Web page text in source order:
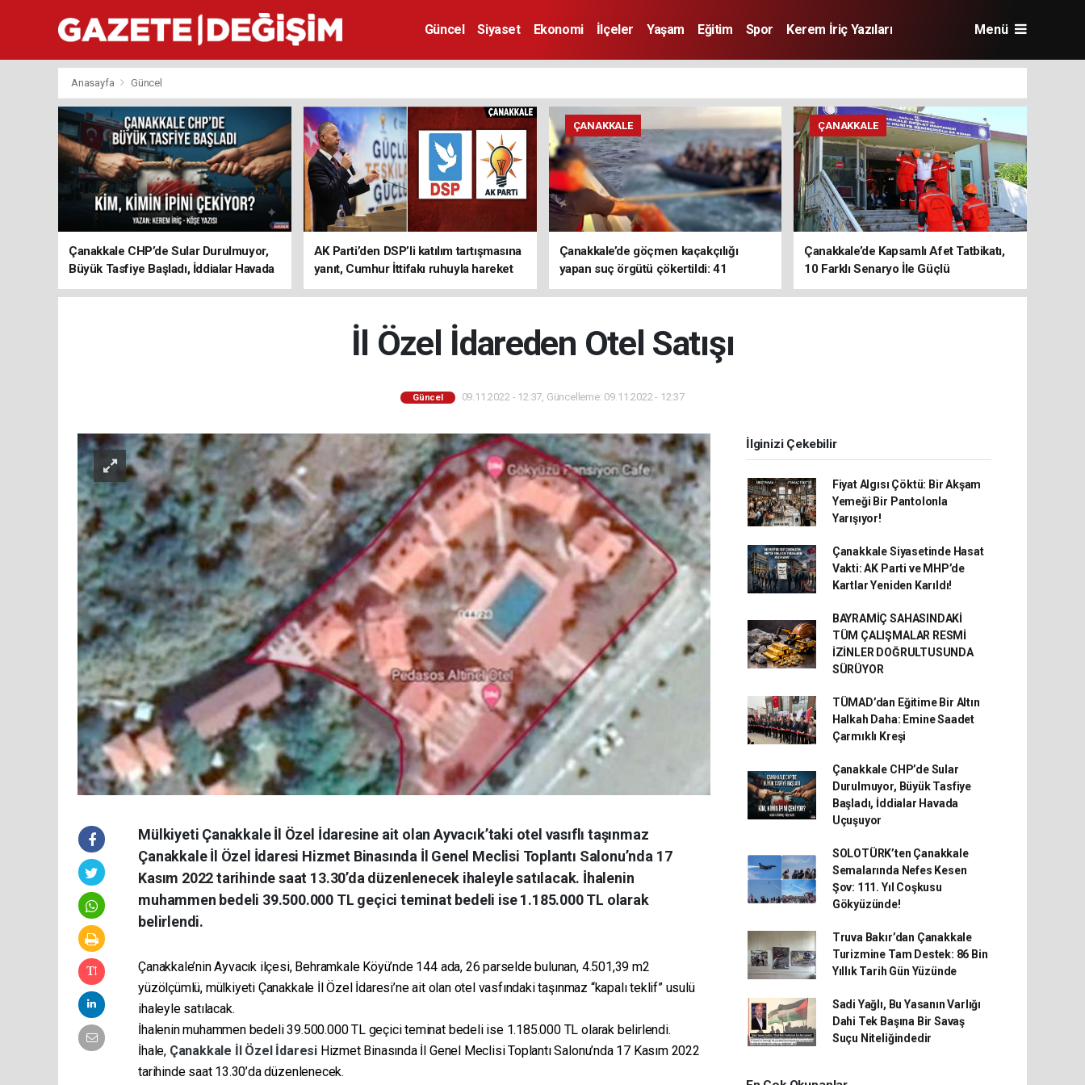
Güncel Siyaset Ekonomi İlçeler Yaşam Eğitim Spor Kerem İriç Yazıları Menü
Anasayfa Güncel
Çanakkale CHP’de Sular Durulmuyor,
Büyük Tasfiye Başladı, İddialar Havada
Uçuşuyor
AK Parti’den DSP’li katılım tartışmasına
yanıt, Cumhur İttifakı ruhuyla hareket
ediyoruz
ÇANAKKALE
Çanakkale’de göçmen kaçakçılığı
yapan suç örgütü çökertildi: 41
tutuklama
ÇANAKKALE
Çanakkale’de Kapsamlı Afet Tatbikatı,
10 Farklı Senaryo İle Güçlü
Koordinasyon
İl Özel İdareden Otel Satışı
Güncel 09.11.2022 - 12:37, Güncelleme: 09.11.2022 - 12:37
Mülkiyeti Çanakkale İl Özel İdaresine ait olan Ayvacık’taki otel vasıflı taşınmaz
Çanakkale İl Özel İdaresi Hizmet Binasında İl Genel Meclisi Toplantı Salonu’nda 17
Kasım 2022 tarihinde saat 13.30’da düzenlenecek ihaleyle satılacak. İhalenin
muhammen bedeli 39.500.000 TL geçici teminat bedeli ise 1.185.000 TL olarak
belirlendi.
Çanakkale’nin Ayvacık ilçesi, Behramkale Köyü’nde 144 ada, 26 parselde bulunan, 4.501,39 m2
yüzölçümlü, mülkiyeti Çanakkale İl Özel İdaresi’ne ait olan otel vasfındaki taşınmaz “kapalı teklif” usulü
ihaleyle satılacak.
İhalenin muhammen bedeli 39.500.000 TL geçici teminat bedeli ise 1.185.000 TL olarak belirlendi.
İhale, Çanakkale İl Özel İdaresi Hizmet Binasında İl Genel Meclisi Toplantı Salonu’nda 17 Kasım 2022
tarihinde saat 13.30’da düzenlenecek.
İlginizi Çekebilir
Fiyat Algısı Çöktü: Bir Akşam
Yemeği Bir Pantolonla
Yarışıyor!
Çanakkale Siyasetinde Hasat
Vakti: AK Parti ve MHP’de
Kartlar Yeniden Karıldı!
BAYRAMİÇ SAHASINDAKİ
TÜM ÇALIŞMALAR RESMİ
İZİNLER DOĞRULTUSUNDA
SÜRÜYOR
TÜMAD’dan Eğitime Bir Altın
Halkah Daha: Emine Saadet
Çarmıklı Kreşi
Çanakkale CHP’de Sular
Durulmuyor, Büyük Tasfiye
Başladı, İddialar Havada
Uçuşuyor
SOLOTÜRK’ten Çanakkale
Semalarında Nefes Kesen
Şov: 111. Yıl Coşkusu
Gökyüzünde!
Truva Bakır’dan Çanakkale
Turizmine Tam Destek: 86 Bin
Yıllık Tarih Gün Yüzünde
Sadi Yağlı, Bu Yasanın Varlığı
Dahi Tek Başına Bir Savaş
Suçu Niteliğindedir